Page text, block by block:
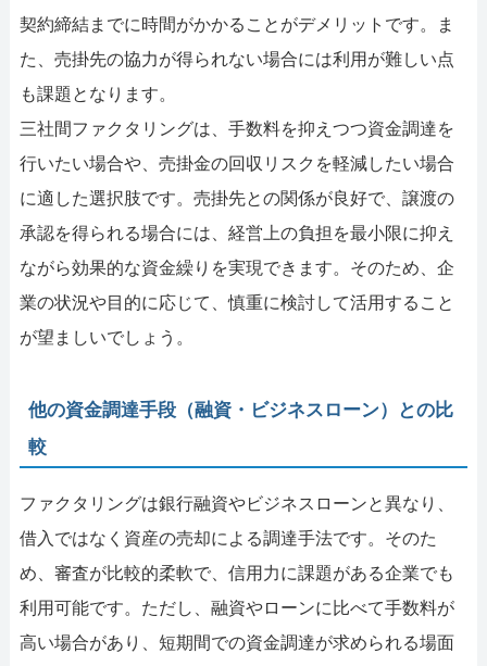
契約締結までに時間がかかることがデメリットです。ま
た、売掛先の協力が得られない場合には利用が難しい点
も課題となります。
三社間ファクタリングは、手数料を抑えつつ資金調達を
行いたい場合や、売掛金の回収リスクを軽減したい場合
に適した選択肢です。売掛先との関係が良好で、譲渡の
承認を得られる場合には、経営上の負担を最小限に抑え
ながら効果的な資金繰りを実現できます。そのため、企
業の状況や目的に応じて、慎重に検討して活用すること
が望ましいでしょう。
他の資金調達手段（融資・ビジネスローン）との比
較
ファクタリングは銀行融資やビジネスローンと異なり、
借入ではなく資産の売却による調達手法です。そのた
め、審査が比較的柔軟で、信用力に課題がある企業でも
利用可能です。ただし、融資やローンに比べて手数料が
高い場合があり、短期間での資金調達が求められる場面